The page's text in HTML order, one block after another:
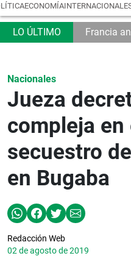
ECONOMÍA
Francia
Nacionales
Jueza
compleja en
secuestro
en Bugaba
Redacción Web
02 de agosto de 2019